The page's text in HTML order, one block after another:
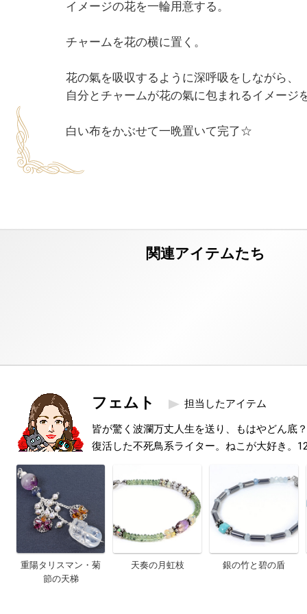
イメージの花を一輪用意する。
チャームを花の横に置く。
花の氣を吸収するように深呼吸をしながら、
自分とチャームが花の氣に包まれるイメージ
フェムト 担当したアイテム
皆が驚く波瀾万丈人生を送り、もはやどん底
復活した不死鳥系ライター。ねこが大好き。
重陽タリスマン・菊
節の天梯
天奏の月虹枝 銀の竹と碧の盾